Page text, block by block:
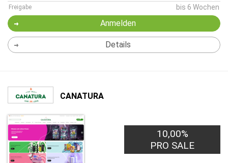
Freigabe bis 6 Wochen
Anmelden
Details
CANATURA
10,00%
PRO SALE